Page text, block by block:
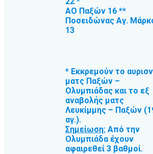
ΑΟ Παξών 16 **
Ποσειδώνας Αγ.
13
* Εκκρεμούν το
ματς Παξών –
Ολυμπιάδας και το εξ
αναβολής ματς
Λευκίμμης – Παξών
αγ.).
Σημείωση: Από την
Ολυμπιάδα έχουν
αφαιρεθεί 3 βαθμοί.